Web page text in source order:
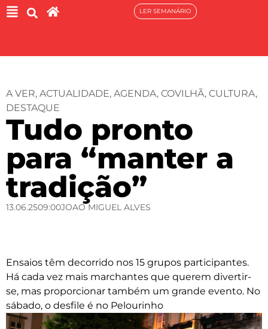
LER SEMANÁRIO
A VER, ACTUALIDADE, AGENDA, COVILHÃ, CULTURA,
DESTAQUE
Tudo pronto
para “manter a
tradição”
13.06.2509:00JOAO MIGUEL ALVES
Ensaios têm decorrido nos 15 grupos participantes.
Há cada vez mais marchantes que querem divertir-
se, mas proporcionar também um grande evento. No
sábado, o desfile é no Pelourinho